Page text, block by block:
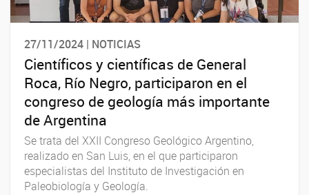
27/11/2024 | NOTICIAS
Científicos y científicas de General
Roca, Río Negro, participaron en el
congreso de geología más importante
de Argentina
Se trata del XXII Congreso Geológico Argentino,
realizado en San Luis, en el que participaron
especialistas del Instituto de Investigación en
Paleobiología y Geología.